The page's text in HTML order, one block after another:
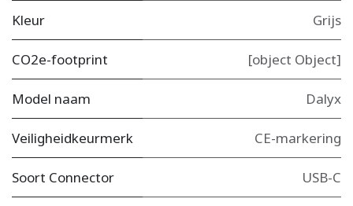
Kleur Grijs
CO2e-footprint [object Object]
Model naam Dalyx
Veiligheidkeurmerk CE-markering
Soort Connector USB-C